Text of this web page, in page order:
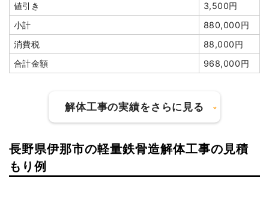
値引き
3,500円
小計
880,000円
消費税
88,000円
合計金額
968,000円
解体工事の実績をさらに見る
建物の種類/構造
長野県伊那市の軽量鉄骨造解体工事の見積
もり例